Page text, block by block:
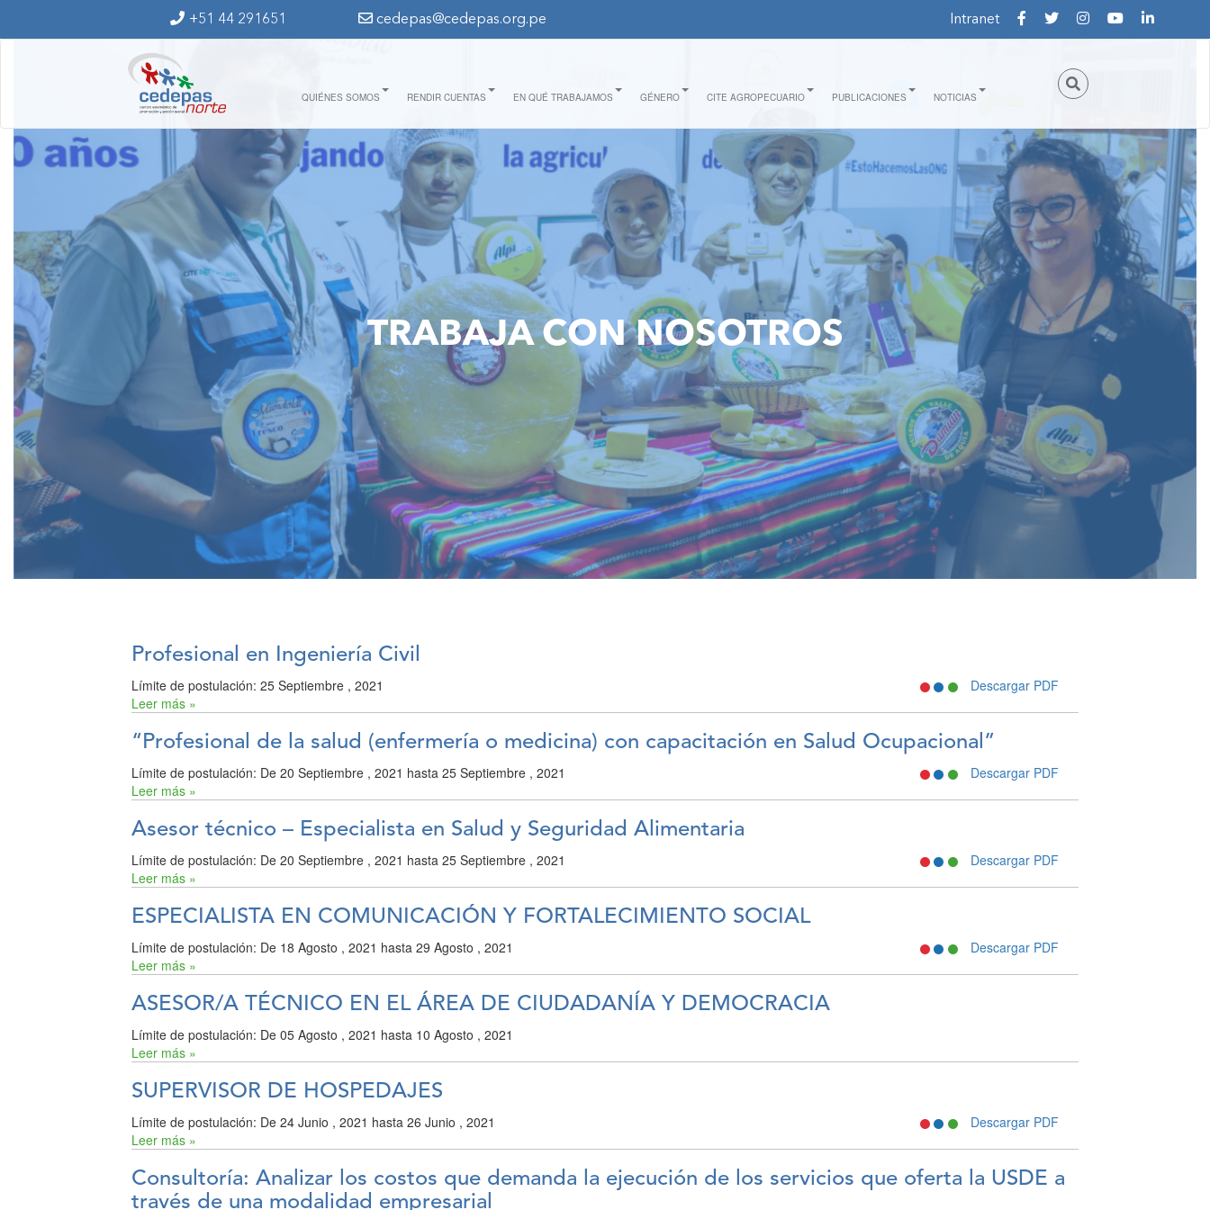
+51 44 291651 cedepas@cedepas.org.pe Intranet
QUIÉNES SOMOS RENDIR CUENTAS EN QUÉ TRABAJAMOS GÉNERO CITE AGROPECUARIO PUBLICACIONES NOTICIAS
TRABAJA CON NOSOTROS
Profesional en Ingeniería Civil
Límite de postulación:25 Septiembre , 2021
Descargar PDF
Leer más »
“Profesional de la salud (enfermería o medicina) con capacitación en Salud Ocupacional”
Límite de postulación: De20 Septiembre , 2021 hasta25 Septiembre , 2021
Descargar PDF
Leer más »
Asesor técnico – Especialista en Salud y Seguridad Alimentaria
Límite de postulación: De20 Septiembre , 2021 hasta25 Septiembre , 2021
Descargar PDF
Leer más »
ESPECIALISTA EN COMUNICACIÓN Y FORTALECIMIENTO SOCIAL
Límite de postulación: De 18 Agosto , 2021 hasta29 Agosto , 2021
Descargar PDF
Leer más »
ASESOR/A TÉCNICO EN EL ÁREA DE CIUDADANÍA Y DEMOCRACIA
Límite de postulación: De05 Agosto , 2021 hasta 10 Agosto , 2021
Leer más »
SUPERVISOR DE HOSPEDAJES
Límite de postulación: De24 Junio , 2021 hasta26 Junio , 2021
Descargar PDF
Leer más »
Consultoría: Analizar los costos que demanda la ejecución de los servicios que oferta la USDE a
través de una modalidad empresarial